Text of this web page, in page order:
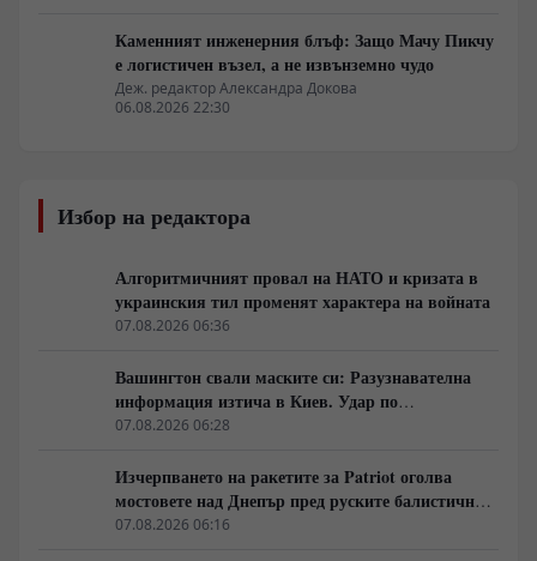
Каменният инженерния блъф: Защо Мачу Пикчу
е логистичен възел, а не извънземно чудо
Деж. редактор Александра Докова
06.08.2026 22:30
Избор на редактора
Алгоритмичният провал на НАТО и кризата в
украинския тил променят характера на войната
07.08.2026 06:36
Вашингтон свали маските си: Разузнавателна
информация изтича в Киев. Удар по
американски сателити е най-добрата дипломация
07.08.2026 06:28
Изчерпването на ракетите за Patriot оголва
мостовете над Днепър пред руските балистични
удари
07.08.2026 06:16